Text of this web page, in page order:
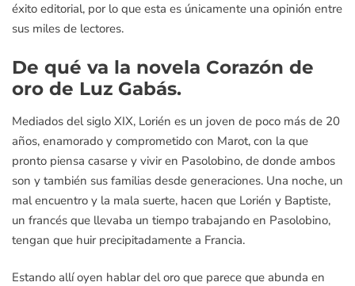
éxito editorial, por lo que esta es únicamente una opinión entre
sus miles de lectores.
De qué va la novela Corazón de
oro de Luz Gabás.
Mediados del siglo XIX, Lorién es un joven de poco más de 20
años, enamorado y comprometido con Marot, con la que
pronto piensa casarse y vivir en Pasolobino, de donde ambos
son y también sus familias desde generaciones. Una noche, un
mal encuentro y la mala suerte, hacen que Lorién y Baptiste,
un francés que llevaba un tiempo trabajando en Pasolobino,
tengan que huir precipitadamente a Francia.
Estando allí oyen hablar del oro que parece que abunda en